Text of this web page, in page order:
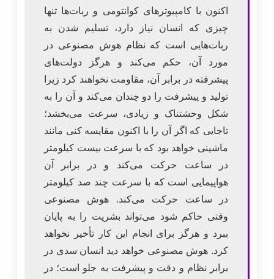
اکنون با کامپیوترهای کوانتومی و ربات‌ها تنها
چیزی که انسان نیاز دارد، تسلیم شدن به
ربات‌هایی است که نظام هوش مصنوعی در
مورد آن، حکم می‌کند و هرگز دولت‌های
پیشرفته در برابر آن، مقاومت نخواهند کرد زیرا
تولید و پیشرفت را دو چندان می‌کند و آن را به
شکل وحشتناک و زیادی، سرعت می‌بخشد؛
تاجایی که اگر آن را با اکنون مقایسه کنی مانند
ماشینی خواهد بود که با سرعت بیست کیلومتر
در ساعت حرکت می‌کند و در برابر آن
هواپیمایی است که با سرعت چند صد کیلومتر
در ساعت حرکت می‌کند. هوش مصنوعی
وقتی حاکم شود می‌تواند بشریت را به پایان
ببرد و هرگز برای انجام این کار تأخیر نخواهد
کرد. هوش مصنوعی خواهد دید انسان سدی در
برابر نظام و دقت و پیشرفت به جلو است؛ در